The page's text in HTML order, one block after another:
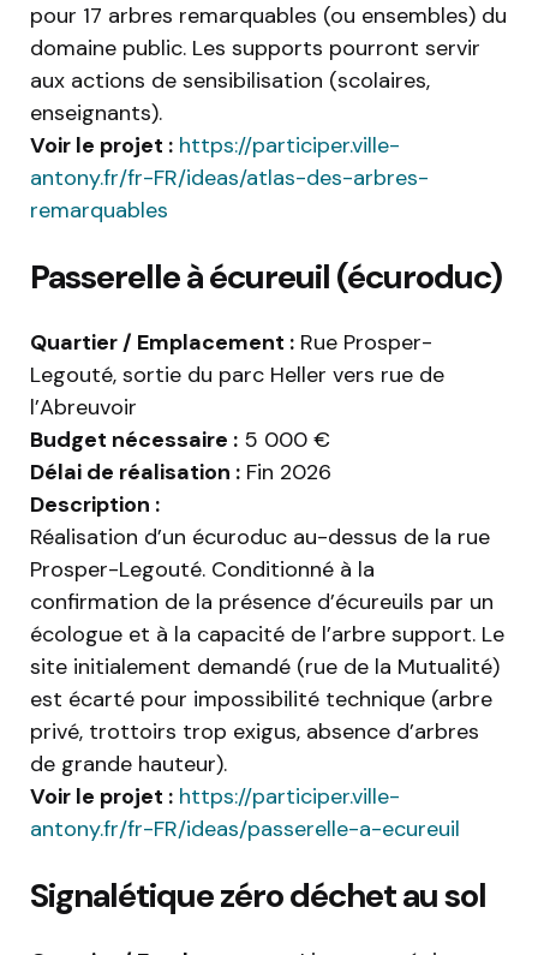
pour 17 arbres remarquables (ou ensembles) du
domaine public. Les supports pourront servir
aux actions de sensibilisation (scolaires,
enseignants).
Voir le projet : https://participer.ville-
antony.fr/fr-FR/ideas/atlas-des-arbres-
remarquables
Passerelle à écureuil (écuroduc)
Quartier / Emplacement : Rue Prosper-
Legouté, sortie du parc Heller vers rue de
l’Abreuvoir
Budget nécessaire : 5 000 €
Délai de réalisation : Fin 2026
Description :
Réalisation d’un écuroduc au-dessus de la rue
Prosper-Legouté. Conditionné à la
confirmation de la présence d’écureuils par un
écologue et à la capacité de l’arbre support. Le
site initialement demandé (rue de la Mutualité)
est écarté pour impossibilité technique (arbre
privé, trottoirs trop exigus, absence d’arbres
de grande hauteur).
Voir le projet : https://participer.ville-
antony.fr/fr-FR/ideas/passerelle-a-ecureuil
Signalétique zéro déchet au sol